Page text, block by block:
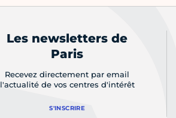
Les newsletters de
Paris
Recevez directement par email
l'actualité de vos centres d'intérêt
S'INSCRIRE